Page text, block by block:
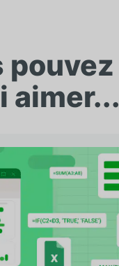
pouvez
aimer...